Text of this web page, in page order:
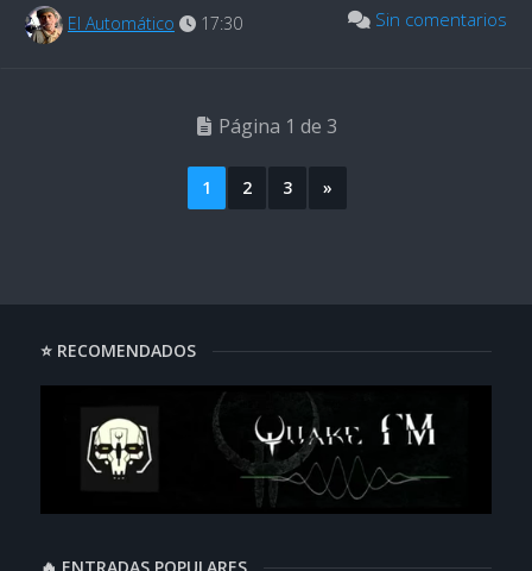
El Automático 17:30 Sin comentarios
Página 1 de 3
1 2 3 »
⭐ RECOMENDADOS